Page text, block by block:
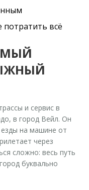
потратить всё
и сервис в
в город Вейл. Он
на машине от
через
сложно: весь путь
буквально